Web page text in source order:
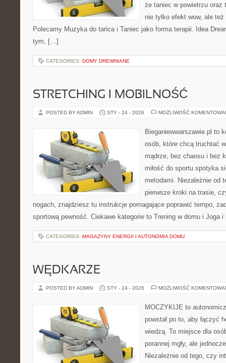
że taniec w powietrzu oraz
nie tylko efekt wow, ale
Polecamy Muzyka do tańca i Taniec jako forma terapii. Idea
tym, […]
CATEGORIES: DOMY DREWNIANE
STRETCHING I MOBILNOŚĆ
POSTED BY ADMIN STY - 24 - 2026 MOŻLIWOŚĆ
Bieganiewwarszawie.pl to
osób, które chcą truchtać
mądrze, bez chaosu i bez
miłość do sportu spotyka
metodami. Niezależnie od
pierwsze kroki na trasie,
nogach, znajdziesz tu instrukcje pomagające poprawić tempo,
sportową pewność. Ciekawe kategorie to Trening w domu i Joga
CATEGORIES: MAGAZYNY ENERGII I AUTONOMIA DOMU
WĘDKARZE
POSTED BY ADMIN STY - 24 - 2026 MOŻLIWOŚĆ
MOCZYKIJE to
powstał po to, aby łączyć
wiedzą. To miejsce dla
porannej mgły, ale
Niezależnie od tego, czy